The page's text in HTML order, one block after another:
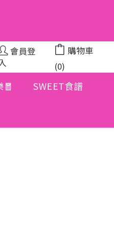
會員登
購物車
(0)
🧧 SWEET食譜